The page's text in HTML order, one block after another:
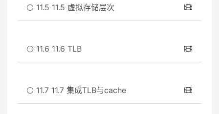
11.5 11.5 虚拟存储层次
11.6 11.6 TLB
11.7 11.7 集成TLB与cache